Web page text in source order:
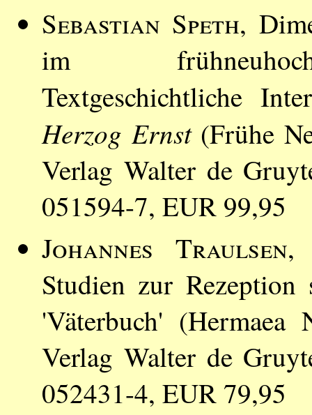
Sebastian Speth,
im
Textgeschichtliche
Herzog Ernst(Frühe
Verlag Walter de
051594-7, EUR 99,95
Johannes Traulsen,
Studien zur Rezeption
'Väterbuch'
Verlag Walter de
052431-4, EUR 79,95